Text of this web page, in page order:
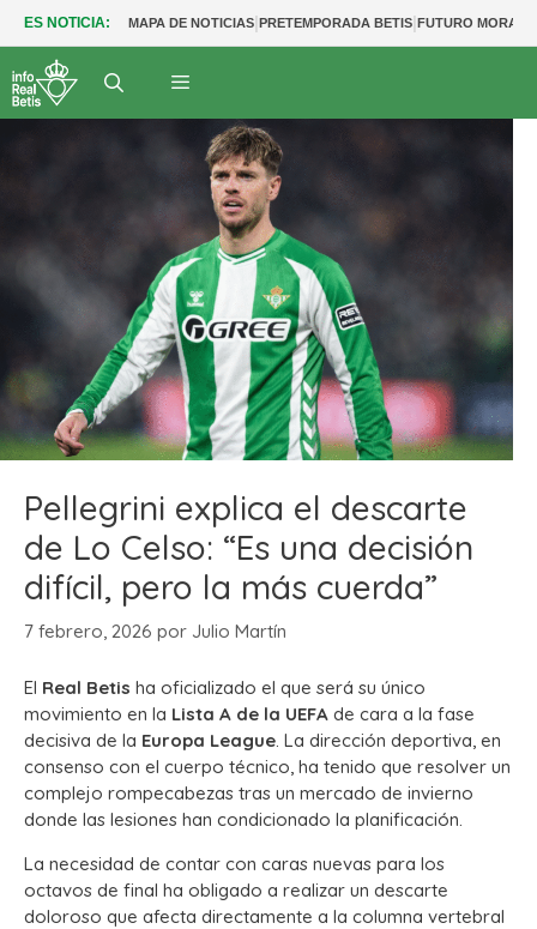
ES NOTICIA: MAPA DE NOTICIAS|PRETEMPORADA BETIS|FUTURO
Pellegrini explica el descarte
de Lo Celso: “Es una decisión
difícil, pero la más cuerda”
7 febrero, 2026 por Julio Martín
El Real Betis ha oficializado el que será su único
movimiento en la Lista A de la UEFA de cara a la fase
decisiva de la Europa League. La dirección deportiva, en
consenso con el cuerpo técnico, ha tenido que resolver un
complejo rompecabezas tras un mercado de invierno
donde las lesiones han condicionado la planificación.
La necesidad de contar con caras nuevas para los
octavos de final ha obligado a realizar un descarte
doloroso que afecta directamente a la columna vertebral